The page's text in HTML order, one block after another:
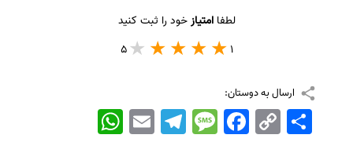
لطفاامتیازخود را ثبت کنید
1
5
ارسال به دوستان:
WhatsApp EmailTelegramMessageFacebook Copy
Link
اشتراک